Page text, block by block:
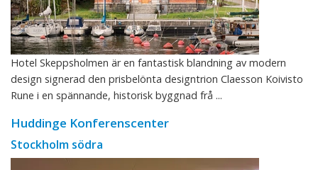
Hotel Skeppsholmen är en fantastisk blandning av modern
design signerad den prisbelönta designtrion Claesson Koivisto
Rune i en spännande, historisk byggnad frå ...
Huddinge Konferenscenter
Stockholm södra